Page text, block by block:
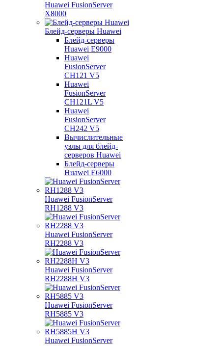
Huawei FusionServer
X8000
Блейд-серверы Huawei
Блейд-серверы
Huawei E9000
Huawei
FusionServer
CH121 V5
Huawei
FusionServer
CH121L V5
Huawei
FusionServer
CH242 V5
Вычислительные
узлы для блейд-
серверов Huawei
Блейд-серверы
Huawei E6000
Huawei FusionServer
RH1288 V3
Huawei FusionServer
RH2288 V3
Huawei FusionServer
RH2288H V3
Huawei FusionServer
RH5885 V3
Huawei FusionServer